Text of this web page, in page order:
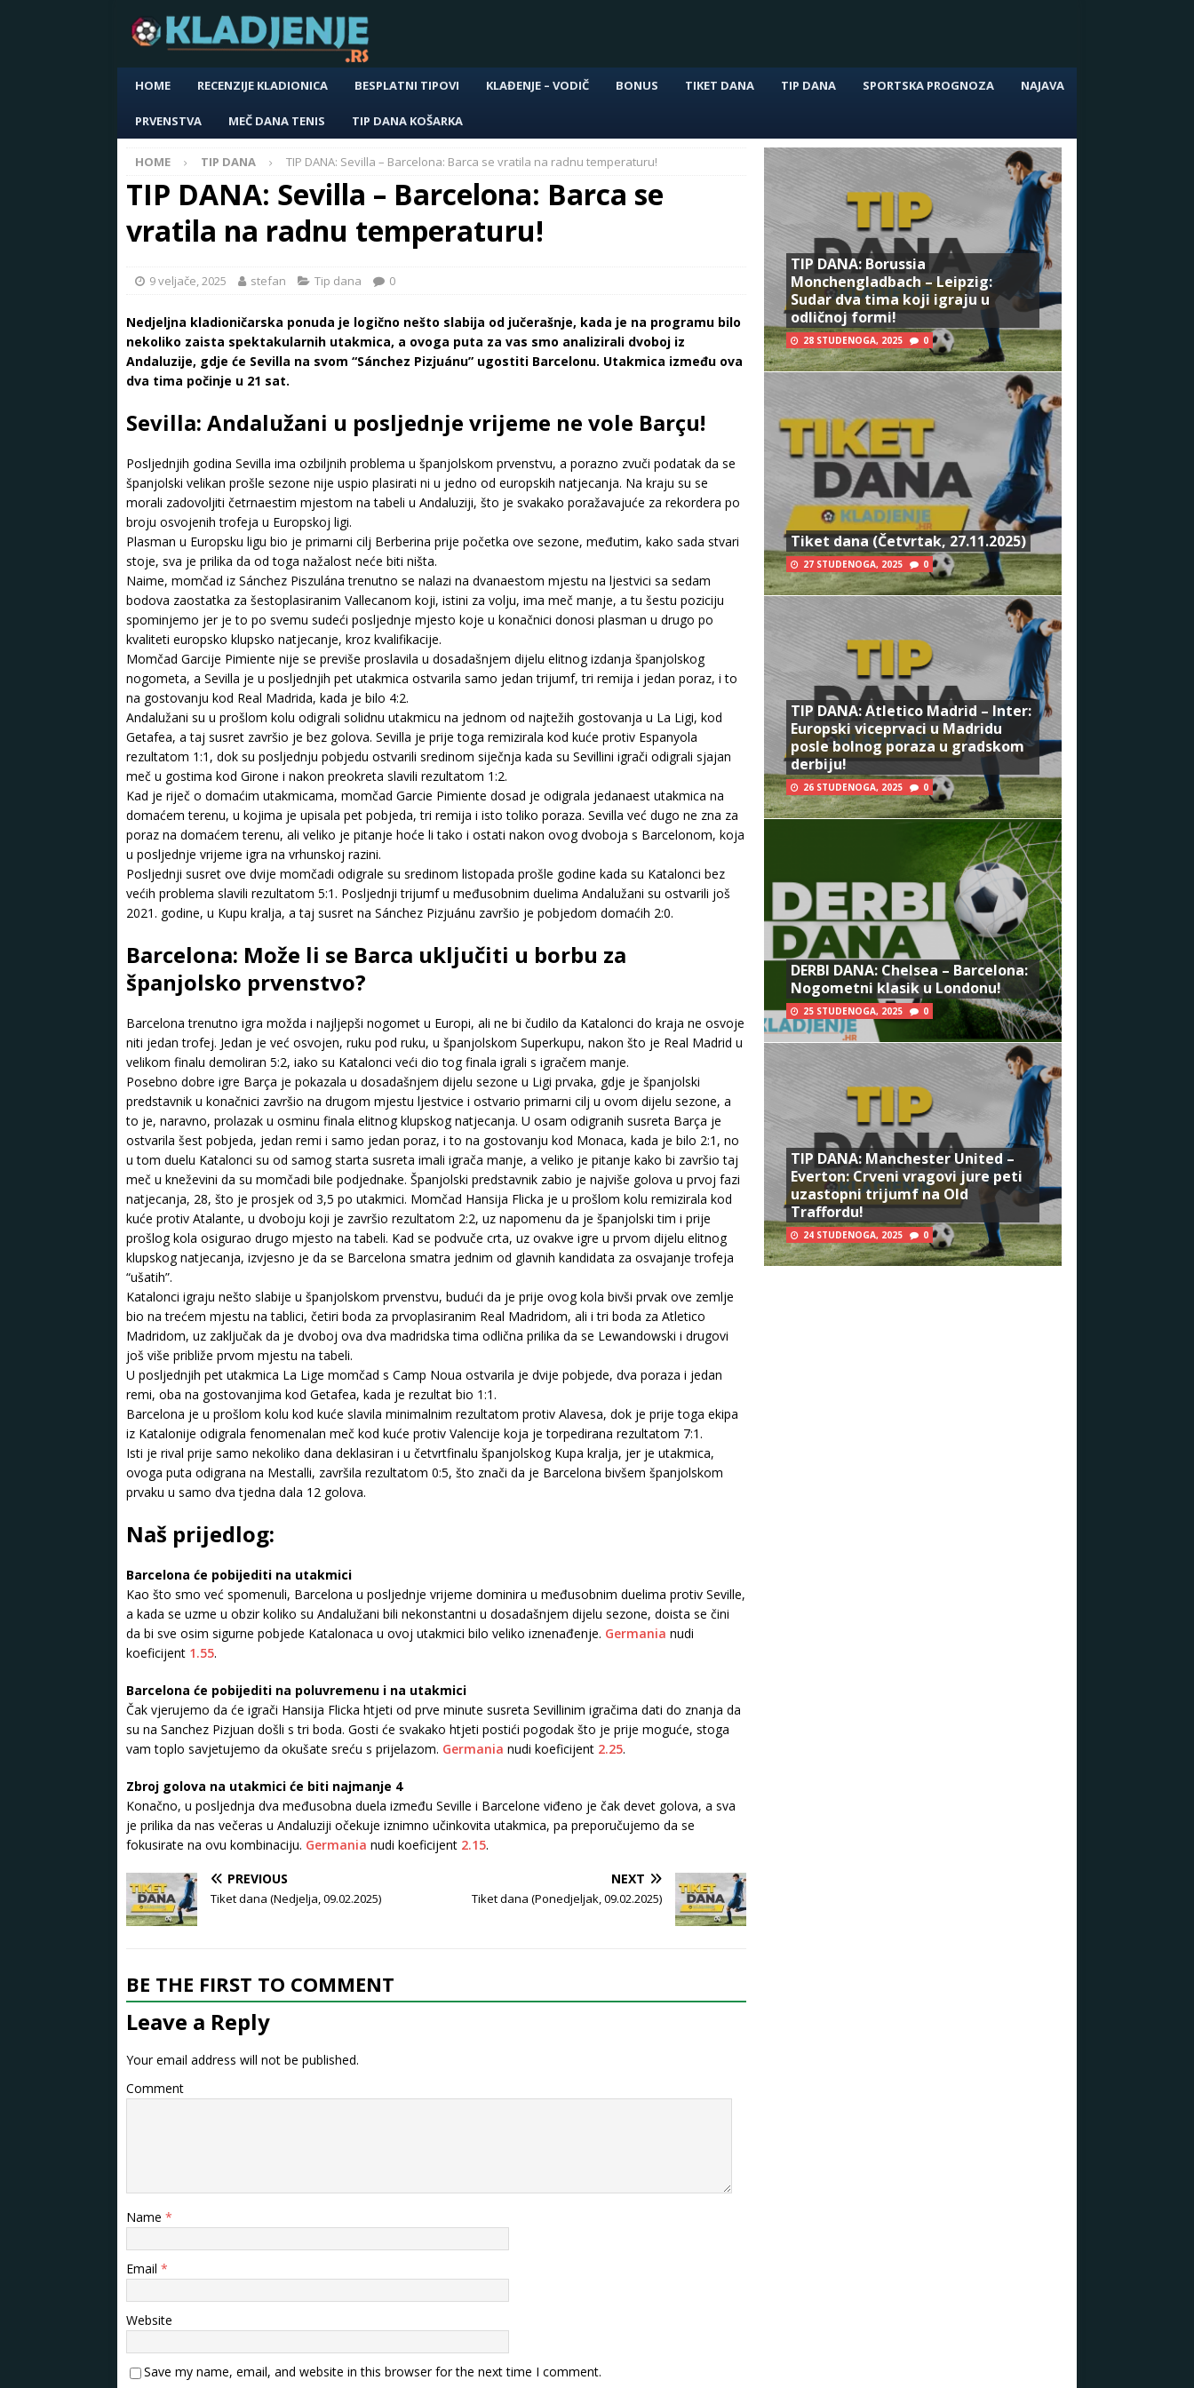
HOME RECENZIJE KLADIONICA BESPLATNI TIPOVI KLAĐENJE – VODIČ BONUS TIKET DANA TIP DANA SPORTSKA PROGNOZA NAJAVA
PRVENSTVA MEČ DANA TENIS TIP DANA KOŠARKA
HOME TIP DANA TIP DANA: Sevilla – Barcelona: Barca se vratila na radnu temperaturu!
TIP DANA: Sevilla – Barcelona: Barca se
vratila na radnu temperaturu!
9 veljače, 2025 stefan Tip dana 0
Nedjeljna kladioničarska ponuda je logično nešto slabija od jučerašnje, kada je na programu bilo
nekoliko zaista spektakularnih utakmica, a ovoga puta za vas smo analizirali dvoboj iz
Andaluzije, gdje će Sevilla na svom “Sánchez Pizjuánu” ugostiti Barcelonu. Utakmica između ova
dva tima počinje u 21 sat.
Sevilla: Andalužani u posljednje vrijeme ne vole Barçu!
Posljednjih godina Sevilla ima ozbiljnih problema u španjolskom prvenstvu, a porazno zvuči podatak da se
španjolski velikan prošle sezone nije uspio plasirati ni u jedno od europskih natjecanja. Na kraju su se
morali zadovoljiti četrnaestim mjestom na tabeli u Andaluziji, što je svakako poražavajuće za rekordera po
broju osvojenih trofeja u Europskoj ligi.
Plasman u Europsku ligu bio je primarni cilj Berberina prije početka ove sezone, međutim, kako sada stvari
stoje, sva je prilika da od toga nažalost neće biti ništa.
Naime, momčad iz Sánchez Piszulána trenutno se nalazi na dvanaestom mjestu na ljestvici sa sedam
bodova zaostatka za šestoplasiranim Vallecanom koji, istini za volju, ima meč manje, a tu šestu poziciju
spominjemo jer je to po svemu sudeći posljednje mjesto koje u konačnici donosi plasman u drugo po
kvaliteti europsko klupsko natjecanje, kroz kvalifikacije.
Momčad Garcije Pimiente nije se previše proslavila u dosadašnjem dijelu elitnog izdanja španjolskog
nogometa, a Sevilla je u posljednjih pet utakmica ostvarila samo jedan trijumf, tri remija i jedan poraz, i to
na gostovanju kod Real Madrida, kada je bilo 4:2.
Andalužani su u prošlom kolu odigrali solidnu utakmicu na jednom od najtežih gostovanja u La Ligi, kod
Getafea, a taj susret završio je bez golova. Sevilla je prije toga remizirala kod kuće protiv Espanyola
rezultatom 1:1, dok su posljednju pobjedu ostvarili sredinom siječnja kada su Sevillini igrači odigrali sjajan
meč u gostima kod Girone i nakon preokreta slavili rezultatom 1:2.
Kad je riječ o domaćim utakmicama, momčad Garcie Pimiente dosad je odigrala jedanaest utakmica na
domaćem terenu, u kojima je upisala pet pobjeda, tri remija i isto toliko poraza. Sevilla već dugo ne zna za
poraz na domaćem terenu, ali veliko je pitanje hoće li tako i ostati nakon ovog dvoboja s Barcelonom, koja
u posljednje vrijeme igra na vrhunskoj razini.
Posljednji susret ove dvije momčadi odigrale su sredinom listopada prošle godine kada su Katalonci bez
većih problema slavili rezultatom 5:1. Posljednji trijumf u međusobnim duelima Andalužani su ostvarili još
2021. godine, u Kupu kralja, a taj susret na Sánchez Pizjuánu završio je pobjedom domaćih 2:0.
Barcelona: Može li se Barca uključiti u borbu za
španjolsko prvenstvo?
Barcelona trenutno igra možda i najljepši nogomet u Europi, ali ne bi čudilo da Katalonci do kraja ne osvoje
niti jedan trofej. Jedan je već osvojen, ruku pod ruku, u španjolskom Superkupu, nakon što je Real Madrid u
velikom finalu demoliran 5:2, iako su Katalonci veći dio tog finala igrali s igračem manje.
Posebno dobre igre Barça je pokazala u dosadašnjem dijelu sezone u Ligi prvaka, gdje je španjolski
predstavnik u konačnici završio na drugom mjestu ljestvice i ostvario primarni cilj u ovom dijelu sezone, a
to je, naravno, prolazak u osminu finala elitnog klupskog natjecanja. U osam odigranih susreta Barça je
ostvarila šest pobjeda, jedan remi i samo jedan poraz, i to na gostovanju kod Monaca, kada je bilo 2:1, no
u tom duelu Katalonci su od samog starta susreta imali igrača manje, a veliko je pitanje kako bi završio taj
meč u kneževini da su momčadi bile podjednake. Španjolski predstavnik zabio je najviše golova u prvoj fazi
natjecanja, 28, što je prosjek od 3,5 po utakmici. Momčad Hansija Flicka je u prošlom kolu remizirala kod
kuće protiv Atalante, u dvoboju koji je završio rezultatom 2:2, uz napomenu da je španjolski tim i prije
prošlog kola osigurao drugo mjesto na tabeli. Kad se podvuče crta, uz ovakve igre u prvom dijelu elitnog
klupskog natjecanja, izvjesno je da se Barcelona smatra jednim od glavnih kandidata za osvajanje trofeja
“ušatih”.
Katalonci igraju nešto slabije u španjolskom prvenstvu, budući da je prije ovog kola bivši prvak ove zemlje
bio na trećem mjestu na tablici, četiri boda za prvoplasiranim Real Madridom, ali i tri boda za Atletico
Madridom, uz zaključak da je dvoboj ova dva madridska tima odlična prilika da se Lewandowski i drugovi
još više približe prvom mjestu na tabeli.
U posljednjih pet utakmica La Lige momčad s Camp Noua ostvarila je dvije pobjede, dva poraza i jedan
remi, oba na gostovanjima kod Getafea, kada je rezultat bio 1:1.
Barcelona je u prošlom kolu kod kuće slavila minimalnim rezultatom protiv Alavesa, dok je prije toga ekipa
iz Katalonije odigrala fenomenalan meč kod kuće protiv Valencije koja je torpedirana rezultatom 7:1.
Isti je rival prije samo nekoliko dana deklasiran i u četvrtfinalu španjolskog Kupa kralja, jer je utakmica,
ovoga puta odigrana na Mestalli, završila rezultatom 0:5, što znači da je Barcelona bivšem španjolskom
prvaku u samo dva tjedna dala 12 golova.
Naš prijedlog:
Barcelona će pobijediti na utakmici
Kao što smo već spomenuli, Barcelona u posljednje vrijeme dominira u međusobnim duelima protiv Seville,
a kada se uzme u obzir koliko su Andalužani bili nekonstantni u dosadašnjem dijelu sezone, doista se čini
da bi sve osim sigurne pobjede Katalonaca u ovoj utakmici bilo veliko iznenađenje. Germania nudi
koeficijent 1.55.
Barcelona će pobijediti na poluvremenu i na utakmici
Čak vjerujemo da će igrači Hansija Flicka htjeti od prve minute susreta Sevillinim igračima dati do znanja da
su na Sanchez Pizjuan došli s tri boda. Gosti će svakako htjeti postići pogodak što je prije moguće, stoga
vam toplo savjetujemo da okušate sreću s prijelazom. Germania nudi koeficijent 2.25.
Zbroj golova na utakmici će biti najmanje 4
Konačno, u posljednja dva međusobna duela između Seville i Barcelone viđeno je čak devet golova, a sva
je prilika da nas večeras u Andaluziji očekuje iznimno učinkovita utakmica, pa preporučujemo da se
fokusirate na ovu kombinaciju. Germania nudi koeficijent 2.15.
PREVIOUS
Tiket dana (Nedjelja, 09.02.2025)
NEXT
Tiket dana (Ponedjeljak, 09.02.2025)
BE THE FIRST TO COMMENT
Leave a Reply
Your email address will not be published.
Comment
Name *
Email *
Website
Save my name, email, and website in this browser for the next time I comment.
TIP DANA: Borussia
Monchengladbach – Leipzig:
Sudar dva tima koji igraju u
odličnoj formi!
28 STUDENOGA, 2025 0
Tiket dana (Četvrtak, 27.11.2025)
27 STUDENOGA, 2025 0
TIP DANA: Atletico Madrid – Inter:
Europski viceprvaci u Madridu
posle bolnog poraza u gradskom
derbiju!
26 STUDENOGA, 2025 0
DERBI DANA: Chelsea – Barcelona:
Nogometni klasik u Londonu!
25 STUDENOGA, 2025 0
TIP DANA: Manchester United –
Everton: Crveni vragovi jure peti
uzastopni trijumf na Old
Traffordu!
24 STUDENOGA, 2025 0